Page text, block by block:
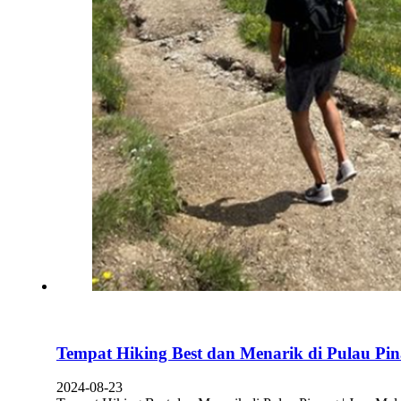
Tempat Hiking Best dan Menarik di Pulau
2024-08-23